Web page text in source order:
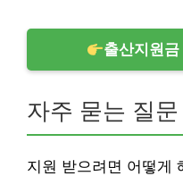
출산지원금
자주 묻는 질
지원 받으려면 어떻게